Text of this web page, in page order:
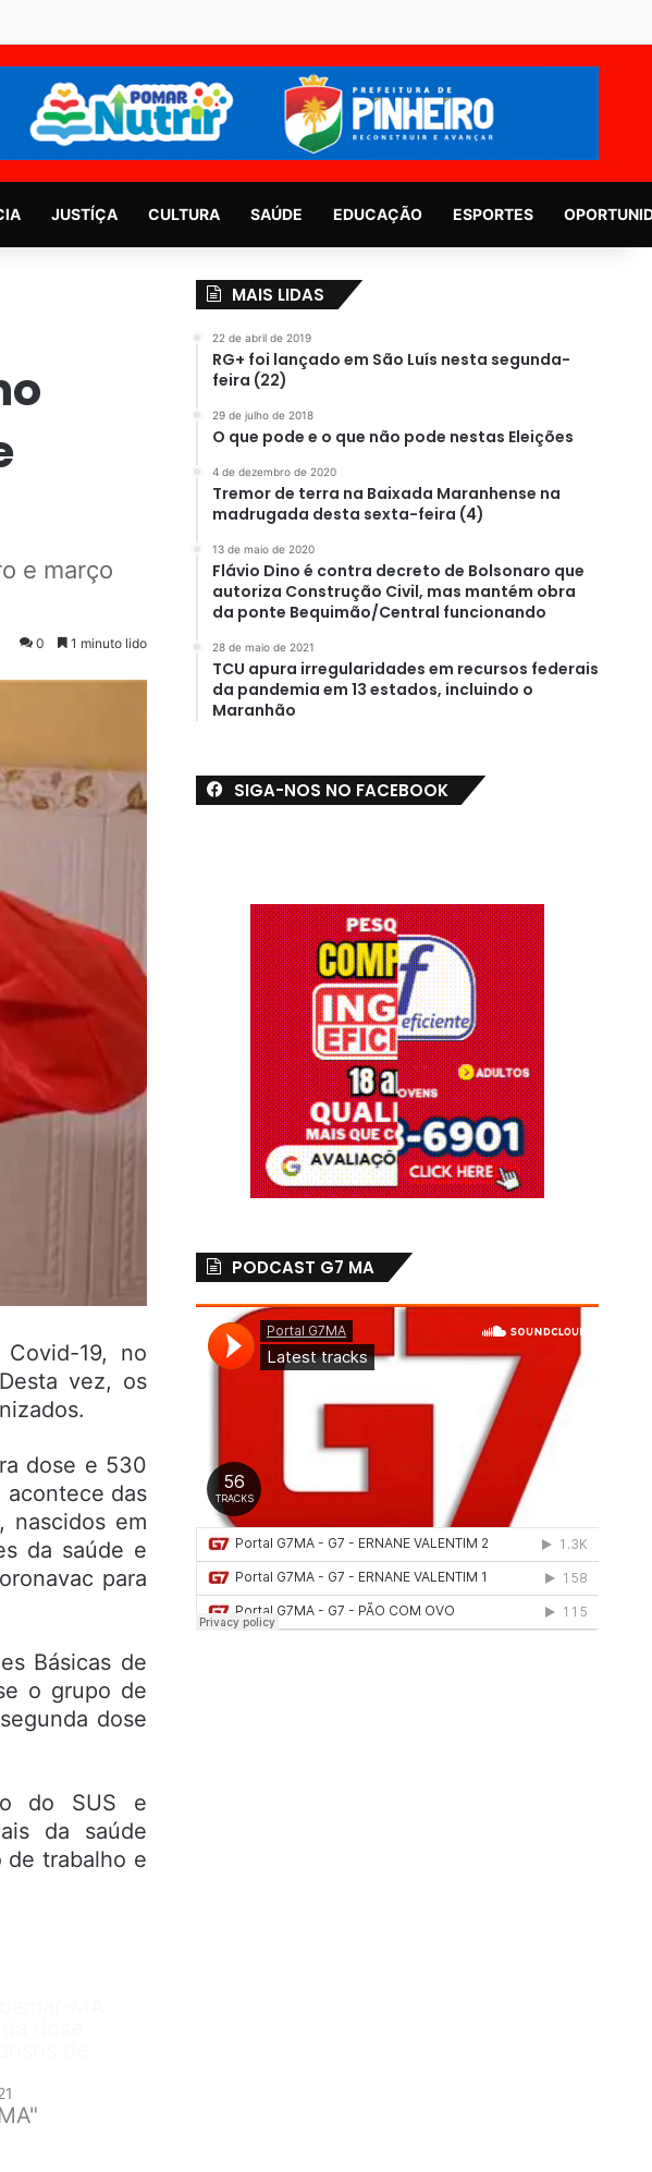
JUSTÍÇA CULTURA SAÚDE EDUCAÇÃO ESPORTES
e março
0 1 minuto lido
19, no
vez, os
dose e 530
acontece das
nascidos em
da saúde e
para
Básicas de
o grupo de
dose
do SUS e
da saúde
de trabalho e
MAIS LIDAS
22 de abril de 2019
RG+ foi lançado em São Luís nesta segunda-
feira (22)
29 de julho de 2018
O que pode e o que não pode nestas Eleições
4 de dezembro de 2020
Tremor de terra na Baixada Maranhense na
madrugada desta sexta-feira (4)
13 de maio de 2020
Flávio Dino é contra decreto de Bolsonaro que
autoriza Construção Civil, mas mantém obra
da ponte Bequimão/Central funcionando
28 de maio de 2021
TCU apura irregularidades em recursos federais
da pandemia em 13 estados, incluindo o
Maranhão
SIGA-NOS NO FACEBOOK
PODCAST G7 MA